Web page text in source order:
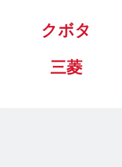
クボタ
三菱